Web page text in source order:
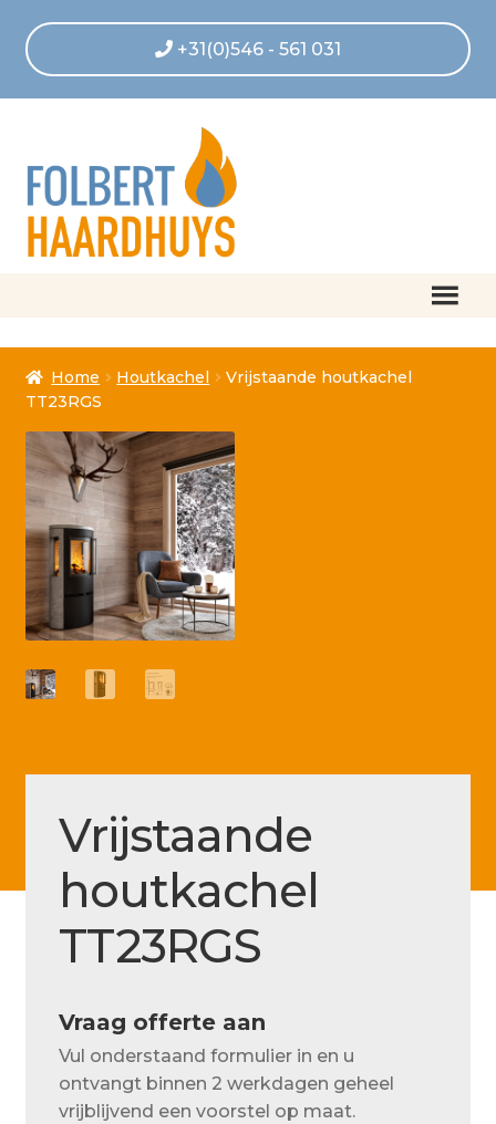
+31(0)546 - 561 031
Afrekenen
Algemene voorwaarden
Betaling geannuleerd
Betaling voltooid
Blog
Contact
FAQ
Klantenservice
Betaalmethode
Actueel
Ons team
Home Houtkachel
Vrijstaande houtkachel
TT23RGS
Vrijstaande
houtkachel
TT23RGS
Vraag offerte aan
Vul onderstaand formulier in en u
ontvangt binnen 2 werkdagen geheel
vrijblijvend een voorstel op maat.